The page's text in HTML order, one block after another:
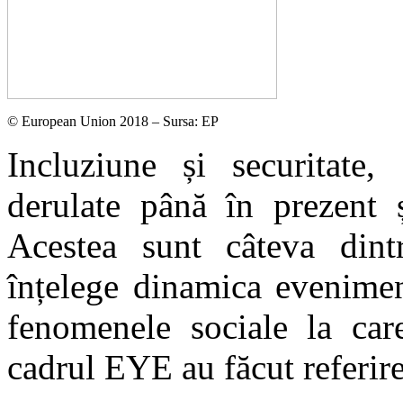
© European Union 2018 – Sursa: EP
Incluziune și
derulate până în
Acestea sunt câteva
înțelege dinamica
fenomenele sociale la
cadrul EYE au făcut